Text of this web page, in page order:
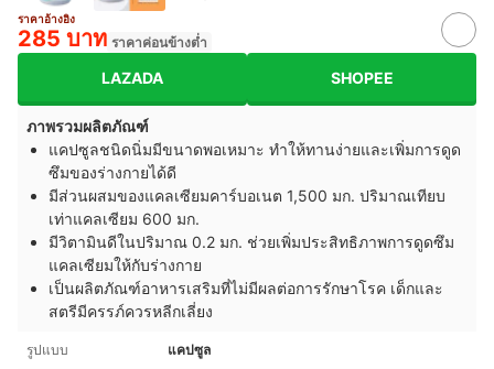
ราคาอ้างอิง
285 บาท ราคาค่อนข้างต่ำ
LAZADA SHOPEE
ภาพรวมผลิตภัณฑ์
แคปซูลชนิดนิ่มมีขนาดพอเหมาะ ทำให้ทานง่ายและเพิ่มการดูด
ซึมของร่างกายได้ดี
มีส่วนผสมของแคลเซียมคาร์บอเนต 1,500 มก. ปริมาณเทียบ
เท่าแคลเซียม 600 มก.
มีวิตามินดีในปริมาณ 0.2 มก. ช่วยเพิ่มประสิทธิภาพการดูดซึม
แคลเซียมให้กับร่างกาย
เป็นผลิตภัณฑ์อาหารเสริมที่ไม่มีผลต่อการรักษาโรค เด็กและ
สตรีมีครรภ์ควรหลีกเลี่ยง
รูปแบบ แคปซูล